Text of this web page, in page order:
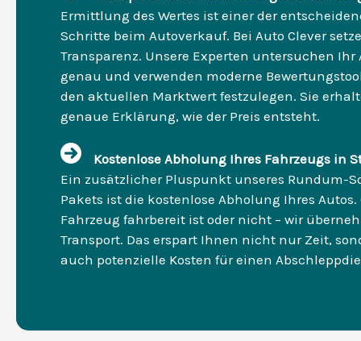
Ermittlung des Wertes ist einer der
Schritte beim Autoverkauf. Bei Auto Clever
Transparenz. Unsere Experten untersuchen Ihr
genau und verwenden moderne
den aktuellen Marktwert festzulegen. Sie
genaue Erklärung, wie der Preis entsteht.
Kostenlose Abholung Ihres Fahrzeugs in
Ein zusätzlicher Pluspunkt unseres Rundum-
Pakets ist die kostenlose Abholung Ihres Autos.
Fahrzeug fahrbereit ist oder nicht – wir
Transport. Das erspart Ihnen nicht nur Zeit,
auch potenzielle Kosten für einen